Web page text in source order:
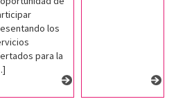
los
para la